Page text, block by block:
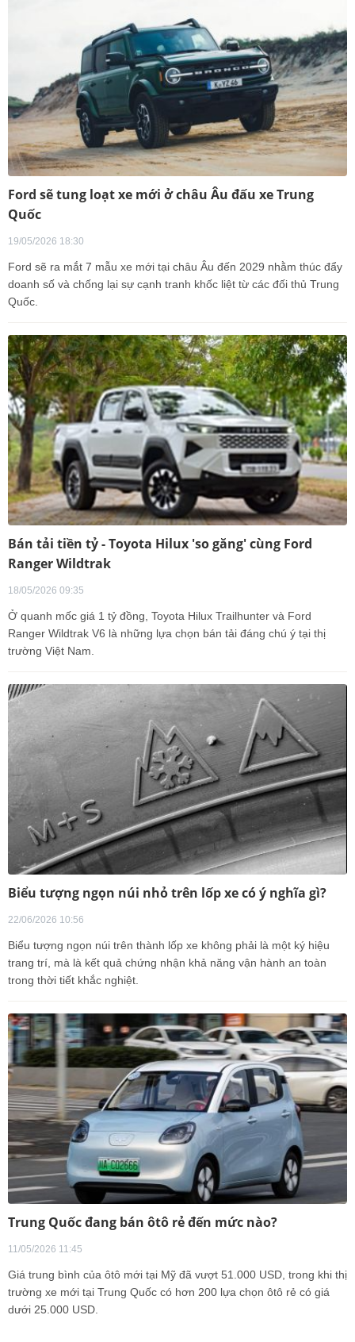
Ford sẽ tung loạt xe mới ở châu Âu đấu xe Trung
Quốc
19/05/2026 18:30
Ford sẽ ra mắt 7 mẫu xe mới tại châu Âu đến 2029 nhằm thúc đẩy
doanh số và chống lại sự cạnh tranh khốc liệt từ các đối thủ Trung
Quốc.
Bán tải tiền tỷ - Toyota Hilux 'so găng' cùng Ford
Ranger Wildtrak
18/05/2026 09:35
Ở quanh mốc giá 1 tỷ đồng, Toyota Hilux Trailhunter và Ford
Ranger Wildtrak V6 là những lựa chọn bán tải đáng chú ý tại thị
trường Việt Nam.
Biểu tượng ngọn núi nhỏ trên lốp xe có ý nghĩa gì?
22/06/2026 10:56
Biểu tượng ngọn núi trên thành lốp xe không phải là một ký hiệu
trang trí, mà là kết quả chứng nhận khả năng vận hành an toàn
trong thời tiết khắc nghiệt.
Trung Quốc đang bán ôtô rẻ đến mức nào?
11/05/2026 11:45
Giá trung bình của ôtô mới tại Mỹ đã vượt 51.000 USD, trong khi thị
trường xe mới tại Trung Quốc có hơn 200 lựa chọn ôtô rẻ có giá
dưới 25.000 USD.